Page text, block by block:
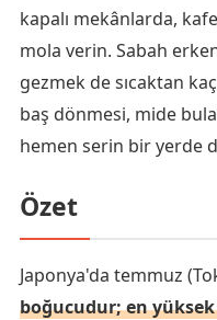
kapalı mekânlarda,
mola verin. Sabah
gezmek de sıcaktan
baş dönmesi, mide
hemen serin bir yerde
Özet
Japonya'da temmuz
boğucudur; en yüksek